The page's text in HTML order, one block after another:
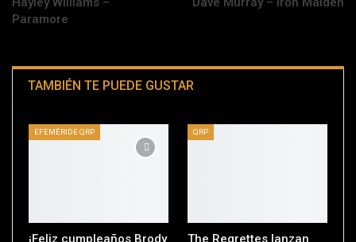
Paramore
TAMBIÉN TE PUEDE GUSTAR
EFEMÉRIDE QRP
¡Feliz cumpleaños Brody
QRP
The Regrettes lanzan